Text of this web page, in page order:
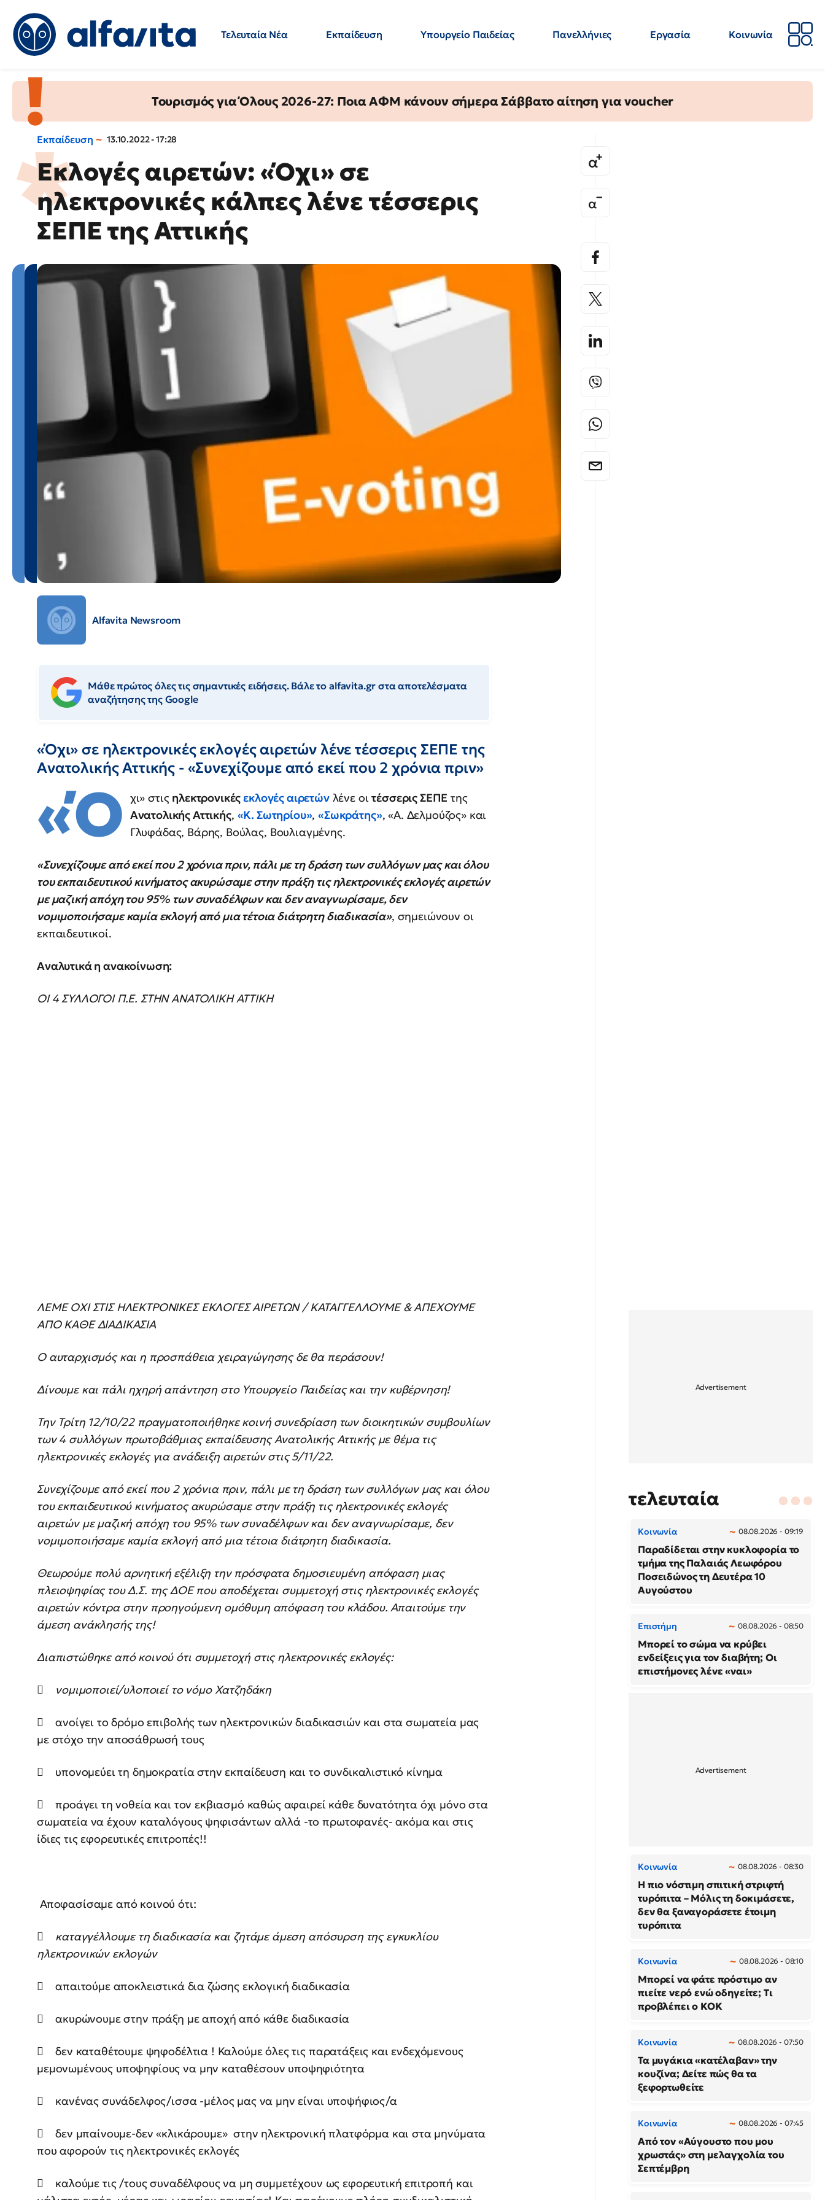
Τελευταία Νέα Εκπαίδευση Υπουργείο Παιδείας Πανελλήνιες Εργασία
Κοινωνία
Τουρισμός για Όλους 2026-27: Ποια ΑΦΜ κάνουν σήμερα Σάββατο αίτηση για voucher
Εκπαίδευση 13.10.2022 - 17:28
Εκλογές αιρετών: «Όχι» σε
ηλεκτρονικές κάλπες λένε τέσσερις
ΣΕΠΕ της Αττικής
Alfavita Newsroom
Μάθε πρώτος όλες τις σημαντικές ειδήσεις. Βάλε το alfavita.gr στα αποτελέσματα
αναζήτησης της Google
«Όχι» σε ηλεκτρονικές εκλογές αιρετών λένε τέσσερις ΣΕΠΕ της
Ανατολικής Αττικής - «Συνεχίζουμε από εκεί που 2 χρόνια πριν»
«Ό χι» στις ηλεκτρονικέςεκλογές αιρετώνλένε οιτέσσερις ΣΕΠΕ της
Ανατολικής Αττικής, «Κ. Σωτηρίου»,«Σωκράτης», «Α. Δελμούζος» και
Γλυφάδας, Βάρης, Βούλας, Βουλιαγμένης.
«Συνεχίζουμε από εκεί που 2 χρόνια πριν, πάλι με τη δράση των συλλόγων μας και όλου
του εκπαιδευτικού κινήματος ακυρώσαμε στην πράξη τις ηλεκτρονικές εκλογές αιρετών
με μαζική απόχη του 95% των συναδέλφων και δεν αναγνωρίσαμε, δεν
νομιμοποιήσαμε καμία εκλογή από μια τέτοια διάτρητη διαδικασία», σημειώνουν οι
εκπαιδευτικοί.
Αναλυτικά η ανακοίνωση:
ΟΙ 4 ΣΥΛΛΟΓΟΙ Π.Ε. ΣΤΗΝ ΑΝΑΤΟΛΙΚΗ ΑΤΤΙΚΗ
ΛΕΜΕ ΟΧΙ ΣΤΙΣ ΗΛΕΚΤΡΟΝΙΚΕΣ ΕΚΛΟΓΕΣ ΑΙΡΕΤΩΝ / ΚΑΤΑΓΓΕΛΛΟΥΜΕ & ΑΠΕΧΟΥΜΕ
ΑΠΟ ΚΑΘΕ ΔΙΑΔΙΚΑΣΙΑ
Ο αυταρχισμός και η προσπάθεια χειραγώγησης δε θα περάσουν!
Δίνουμε και πάλι ηχηρή απάντηση στο Υπουργείο Παιδείας και την κυβέρνηση!
Την Τρίτη 12/10/22 πραγματοποιήθηκε κοινή συνεδρίαση των διοικητικών συμβουλίων
των 4 συλλόγων πρωτοβάθμιας εκπαίδευσης Ανατολικής Αττικής με θέμα τις
ηλεκτρονικές εκλογές για ανάδειξη αιρετών στις 5/11/22.
Συνεχίζουμε από εκεί που 2 χρόνια πριν, πάλι με τη δράση των συλλόγων μας και όλου
του εκπαιδευτικού κινήματος ακυρώσαμε στην πράξη τις ηλεκτρονικές εκλογές
αιρετών με μαζική απόχη του 95% των συναδέλφων και δεν αναγνωρίσαμε, δεν
νομιμοποιήσαμε καμία εκλογή από μια τέτοια διάτρητη διαδικασία.
Θεωρούμε πολύ αρνητική εξέλιξη την πρόσφατα δημοσιευμένη απόφαση μιας
πλειοψηφίας του Δ.Σ. της ΔΟΕ που αποδέχεται συμμετοχή στις ηλεκτρονικές εκλογές
αιρετών κόντρα στην προηγούμενη ομόθυμη απόφαση του κλάδου. Απαιτούμε την
άμεση ανάκλησής της!
Διαπιστώθηκε από κοινού ότι συμμετοχή στις ηλεκτρονικές εκλογές:
 νομιμοποιεί/υλοποιεί το νόμο Χατζηδάκη
 ανοίγει το δρόμο επιβολής των ηλεκτρονικών διαδικασιών και στα σωματεία μας
με στόχο την αποσάθρωσή τους
 υπονομεύει τη δημοκρατία στην εκπαίδευση και το συνδικαλιστικό κίνημα
 προάγει τη νοθεία και τον εκβιασμό καθώς αφαιρεί κάθε δυνατότητα όχι μόνο στα
σωματεία να έχουν καταλόγους ψηφισάντων αλλά -το πρωτοφανές- ακόμα και στις
ίδιες τις εφορευτικές επιτροπές!!
Αποφασίσαμε από κοινού ότι:
 καταγγέλλουμε τη διαδικασία και ζητάμε άμεση απόσυρση της εγκυκλίου
ηλεκτρονικών εκλογών
 απαιτούμε αποκλειστικά δια ζώσης εκλογική διαδικασία
 ακυρώνουμε στην πράξη με αποχή από κάθε διαδικασία
 δεν καταθέτουμε ψηφοδέλτια ! Καλούμε όλες τις παρατάξεις και ενδεχόμενους
μεμονωμένους υποψηφίους να μην καταθέσουν υποψηφιότητα
 κανένας συνάδελφος/ισσα -μέλος μας να μην είναι υποψήφιος/α
 δεν μπαίνουμε-δεν «κλικάρουμε» στην ηλεκτρονική πλατφόρμα και στα μηνύματα
που αφορούν τις ηλεκτρονικές εκλογές
 καλούμε τις /τους συναδέλφους να μη συμμετέχουν ως εφορευτική επιτροπή και
τελευταία
Κοινωνία 08.08.2026 - 09:19
Παραδίδεται στην κυκλοφορία το
τμήμα της Παλαιάς Λεωφόρου
Ποσειδώνος τη Δευτέρα 10
Αυγούστου
Επιστήμη 08.08.2026 - 08:50
Μπορεί το σώμα να κρύβει
ενδείξεις για τον διαβήτη; Οι
επιστήμονες λένε «ναι»
Κοινωνία 08.08.2026 - 08:30
Η πιο νόστιμη σπιτική στριφτή
τυρόπιτα – Μόλις τη δοκιμάσετε,
δεν θα ξαναγοράσετε έτοιμη
τυρόπιτα
Κοινωνία 08.08.2026 - 08:10
Μπορεί να φάτε πρόστιμο αν
πιείτε νερό ενώ οδηγείτε; Τι
προβλέπει ο ΚΟΚ
Κοινωνία 08.08.2026 - 07:50
Τα μυγάκια «κατέλαβαν» την
κουζίνα; Δείτε πώς θα τα
ξεφορτωθείτε
Κοινωνία 08.08.2026 - 07:45
Από τον «Αύγουστο που μου
χρωστάς» στη μελαγχολία του
Σεπτέμβρη